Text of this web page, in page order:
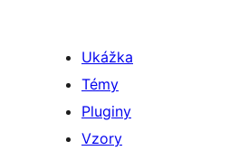
Ukážka
Témy
Pluginy
Vzory